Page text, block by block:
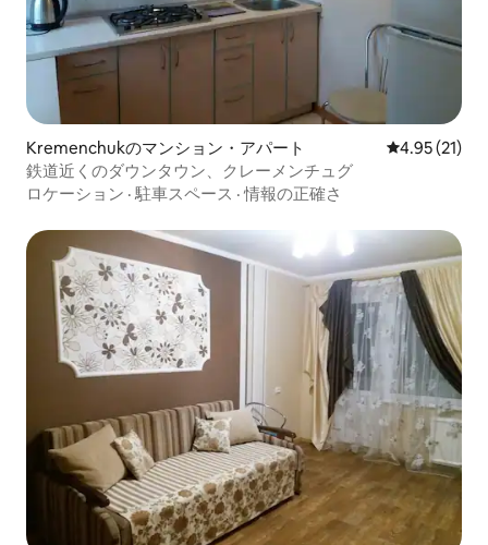
Kremenchukのマンション・アパート レビュー21
4.95 (21)
鉄道近くのダウンタウン、クレーメンチュグ
ロケーション ·駐車スペース ·情報の正確さ